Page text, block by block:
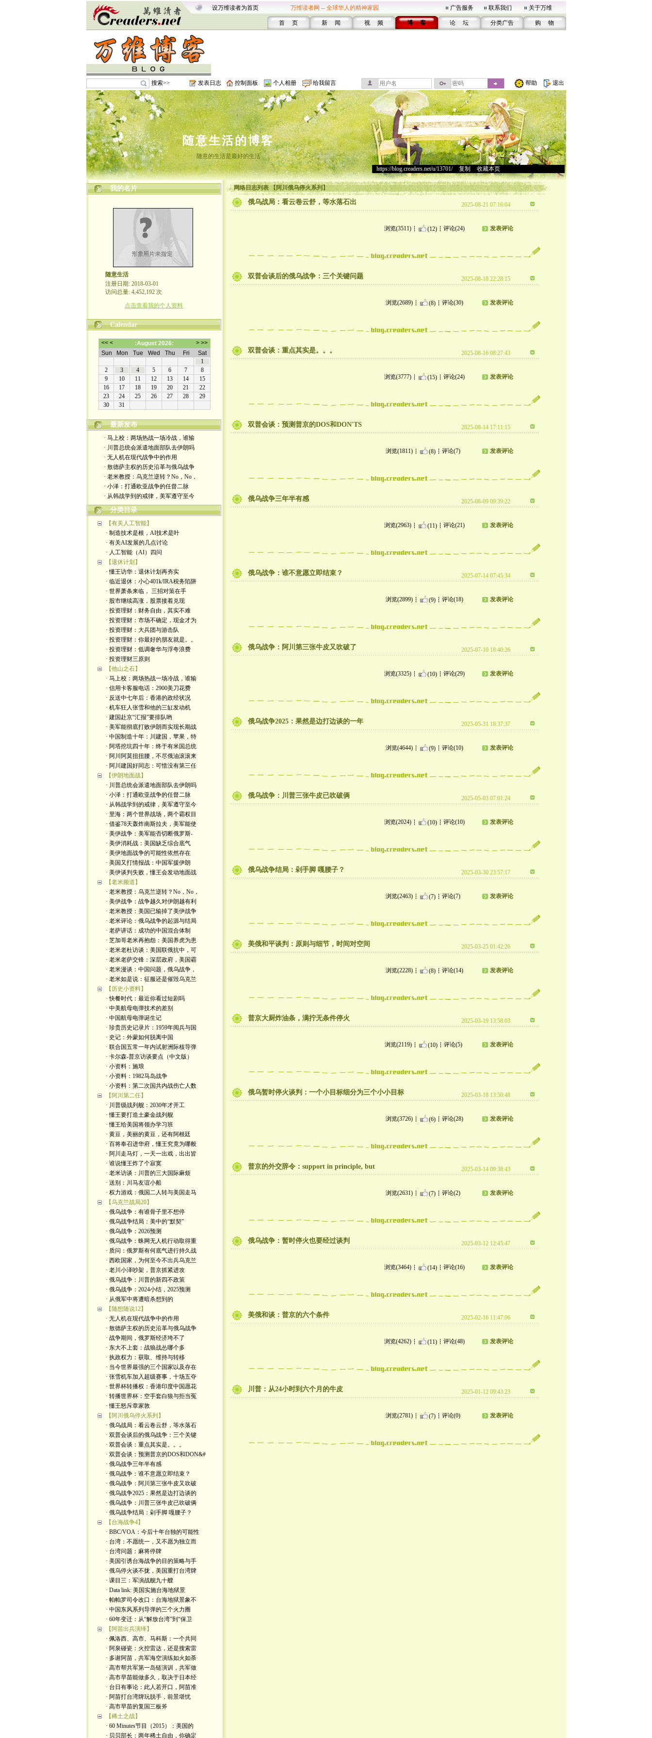
设万维读者为首页 万维读者网 -- 全球华人的精神家园 广告服务 联系我们 关于万维
首 页 新 闻 视 频 博 客 论 坛 分类广告 购 物
搜索>> 发表日志 控制面板 个人相册 给我留言 帮助 退出
随意生活的博客
随意的生活是最好的生活
https://blog.creaders.net/u/13701/> 复制 收藏本页
我的名片
随意生活
注册日期: 2018-03-01
访问总量: 4,452,192 次
点击查看我的个人资料
Calendar
最新发布
· 马上校：两场热战一场冷战，谁输
· 川普总统会派遣地面部队去伊朗吗
· 无人机在现代战争中的作用
· 敖德萨主权的历史沿革与俄乌战争
· 老米教授：乌克兰逆转？No，No，
· 小泽：打通欧亚战争的任督二脉
· 从韩战学到的戒律，美军遵守至今
分类目录
【有关人工智能】
· 制造技术是根，AI技术是叶
· 有关AI发展的几点讨论
· 人工智能（AI）四问
【退休计划】
· 懂王访华：退休计划再夯实
· 临近退休：小心401k/IRA税务陷阱
· 世界萧条来临， 三招对策在手
· 股市继续高涨，股票接着兑现
· 投资理财：财务自由，其实不难
· 投资理财：市场不确定，现金才为
· 投资理财：大兵团与游击队
· 投资理财：你最好的朋友就是。。
· 投资理财：低调奢华与浮夸浪费
· 投资理财三原则
【他山之石】
· 马上校：两场热战一场冷战，谁输
· 信用卡客服电话：2900美刀花费
· 反送中七年后：香港的政经状况
· 机车狂人张雪和他的三缸发动机
· 建国赴京“汇报”要排队哟
· 美军能彻底打败伊朗而实现长期战
· 中国制造十年：川建国，苹果，特
· 阿塔挖坑四十年：终于有米国总统
· 阿川阿莫扭扭腰，不尽俄油滚滚来
· 阿川建国好同志：可惜没有第三任
【伊朗地面战】
· 川普总统会派遣地面部队去伊朗吗
· 小泽：打通欧亚战争的任督二脉
· 从韩战学到的戒律，美军遵守至今
· 里海：两个世界战场，两个霸权目
· 借鉴78天轰炸南斯拉夫，美军能使
· 美伊战争：美军能否切断俄罗斯-
· 美伊消耗战：美国缺乏综合底气
· 美伊地面战争的可能性依然存在
· 美国又打情报战：中国军援伊朗
· 美伊谈判失败，懂王会发动地面战
【老米频道】
· 老米教授：乌克兰逆转？No，No，
· 美伊战争：战争越久对伊朗越有利
· 老米教授：美国已输掉了美伊战争
· 老米评论：俄乌战争的起源与结局
· 老萨讲话：成功的中国混合体制
· 芝加哥老米再抱怨：美国养虎为患
· 老米老杜访谈：美国联俄抗中，可
· 老米老萨交锋：深层政府，美国霸
· 老米漫谈：中国问题，俄乌战争，
· 老米如是说：征服还是催毁乌克兰
【历史小资料】
· 快餐时代：最近你看过短剧吗
· 中美航母电弹技术的差别
· 中国航母电弹诞生记
· 珍贵历史记录片：1959年阅兵与国
· 史记：外蒙如何脱离中国
· 联合国五常一年内试射洲际核导弹
· 卡尔森-普京访谈要点（中文版）
· 小资料：施琅
· 小资料：1982马岛战争
· 小资料：第二次国共内战伤亡人数
【阿川第二任】
· 川普级战列舰：2030年才开工
· 懂王要打造土豪金战列舰
· 懂王给美国将领办学习班
· 黄豆，美丽的黄豆，还有阿根廷
· 百将奉召进华府，懂王究竟为哪般
· 阿川走马灯，一天一出戏，出出皆
· 谁说懂王炸了个寂寞
· 老米访谈：川普的三大国际麻烦
· 送别：川马友谊小船
· 权力游戏：俄国二人转与美国走马
【乌克兰战局20】
· 俄乌战争：有谁骨子里不想停
· 俄乌战争结局：美中的“默契”
· 俄乌战争：2026预测
· 俄乌战争：蛛网无人机行动取得重
· 质问：俄罗斯有何底气进行持久战
· 西欧国家，为何至今不出兵乌克兰
· 老川小泽吵架，普京抓紧进攻
· 俄乌战争：川普的新四不政策
· 俄乌战争：2024小结，2025预测
· 从俄军中将遭暗杀想到的
【随想随说12】
· 无人机在现代战争中的作用
· 敖德萨主权的历史沿革与俄乌战争
· 战争期间，俄罗斯经济垮不了
· 东大不上套：战狼战怂哪个多
· 执政权力：获取、维持与转移
· 当今世界最强的三个国家以及存在
· 张雪机车加入超级赛事，十场五夺
· 世界杯转播权：香港印度中国愿花
· 转播世界杯：空手套白狼与拒当冤
· 懂王怒斥章家敦
【阿川俄乌停火系列】
· 俄乌战局：看云卷云舒，等水落石
· 双普会谈后的俄乌战争：三个关键
· 双普会谈：重点其实是。。。
· 双普会谈：预测普京的DOS和DON&#
· 俄乌战争三年半有感
· 俄乌战争：谁不意愿立即结束？
· 俄乌战争：阿川第三张牛皮又吹破
· 俄乌战争2025：果然是边打边谈的
· 俄乌战争：川普三张牛皮已吹破俩
· 俄乌战争结局：剁手脚 嘎腰子？
【台海战争4】
· BBC/VOA：今后十年台独的可能性
· 台湾：不愿统一，又不愿为独立而
· 台湾问题：麻将停牌
· 美国引诱台海战争的目的策略与手
· 俄乌停火谈不拢，美国重打台湾牌
· 课目三：军演战舰九十艘
· Data link: 美国实施台海地狱景
· 帕帕罗司令改口：台海地狱景象不
· 中国东风系列导弹的三个火力圈
· 60年变迁：从“解放台湾”到“保卫
【阿苗出兵演绎】
· 佩洛西、高市、马科斯：一个共同
· 阿泉碰瓷：火控雷达，还是搜索雷
· 多谢阿苗，共军海空演练如火如荼
· 高市帮共军第一岛链演训，共军做
· 高市早苗能做多久，取决于日本经
· 台日有事论：此人若开口，阿苗准
· 阿苗打台湾牌玩脱手，前景堪忧
· 高市早苗的复国三板斧
【稀土之战】
· 60 Minutes节目（2015）：美国的
· 贝贝部长：两年稀土自由，你确定
网络日志列表 【阿川俄乌停火系列】
俄乌战局：看云卷云舒，等水落石出 2025-08-21 07:16:04
浏览(3511) (12) 评论(24) 发表评论
双普会谈后的俄乌战争：三个关键问题 2025-08-18 22:28:15
浏览(2689) (8) 评论(30) 发表评论
双普会谈：重点其实是。。。 2025-08-16 08:27:43
浏览(3777) (15) 评论(24) 发表评论
双普会谈：预测普京的DOS和DON'TS 2025-08-14 17:11:15
浏览(1811) (8) 评论(7) 发表评论
俄乌战争三年半有感 2025-08-09 09:39:22
浏览(2963) (11) 评论(21) 发表评论
俄乌战争：谁不意愿立即结束？ 2025-07-14 07:45:34
浏览(2899) (9) 评论(18) 发表评论
俄乌战争：阿川第三张牛皮又吹破了 2025-07-10 18:40:26
浏览(3325) (10) 评论(29) 发表评论
俄乌战争2025：果然是边打边谈的一年 2025-05-31 18:37:37
浏览(4644) (9) 评论(10) 发表评论
俄乌战争：川普三张牛皮已吹破俩 2025-05-03 07:01:24
浏览(2024) (10) 评论(10) 发表评论
俄乌战争结局：剁手脚 嘎腰子？ 2025-03-30 23:57:17
浏览(2463) (7) 评论(7) 发表评论
美俄和平谈判：原则与细节，时间对空间 2025-03-25 01:42:26
浏览(2228) (8) 评论(14) 发表评论
普京大厨炸油条，满拧无条件停火 2025-03-19 13:58:03
浏览(2119) (10) 评论(5) 发表评论
俄乌暂时停火谈判：一个小目标细分为三个小小目标 2025-03-18 13:50:48
浏览(3726) (6) 评论(28) 发表评论
普京的外交辞令：support in principle, but 2025-03-14 09:38:43
浏览(2631) (7) 评论(2) 发表评论
俄乌战争：暂时停火也要经过谈判 2025-03-12 12:45:47
浏览(3464) (14) 评论(16) 发表评论
美俄和谈：普京的六个条件 2025-02-16 11:47:06
浏览(4262) (11) 评论(48) 发表评论
川普：从24小时到六个月的牛皮 2025-01-12 09:43:23
浏览(2781) (7) 评论(0) 发表评论